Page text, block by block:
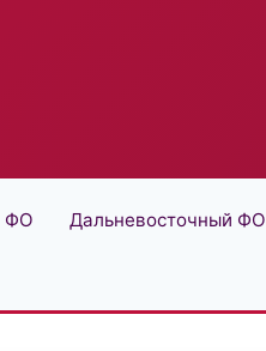
ФО Дальневосточный ФО